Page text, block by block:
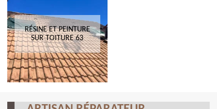
RÉSINE ET PEINTURE
SUR TOITURE 63